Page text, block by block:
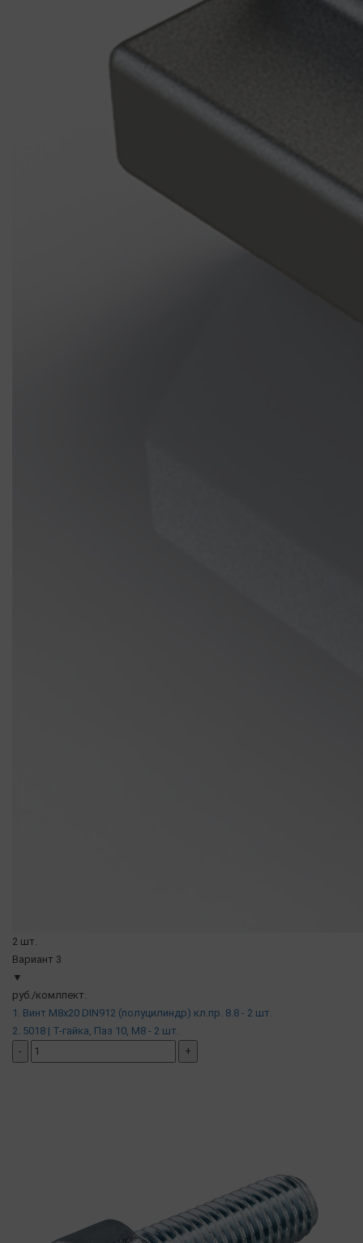
2 шт.
Вариант 3
▼
руб./комлпект.
1. Винт М8х20 DIN912 (полуцилиндр) кл.пр. 8.8 - 2 шт.
2. 5018 | Т-гайка, Паз 10, М8 - 2 шт.
-
+